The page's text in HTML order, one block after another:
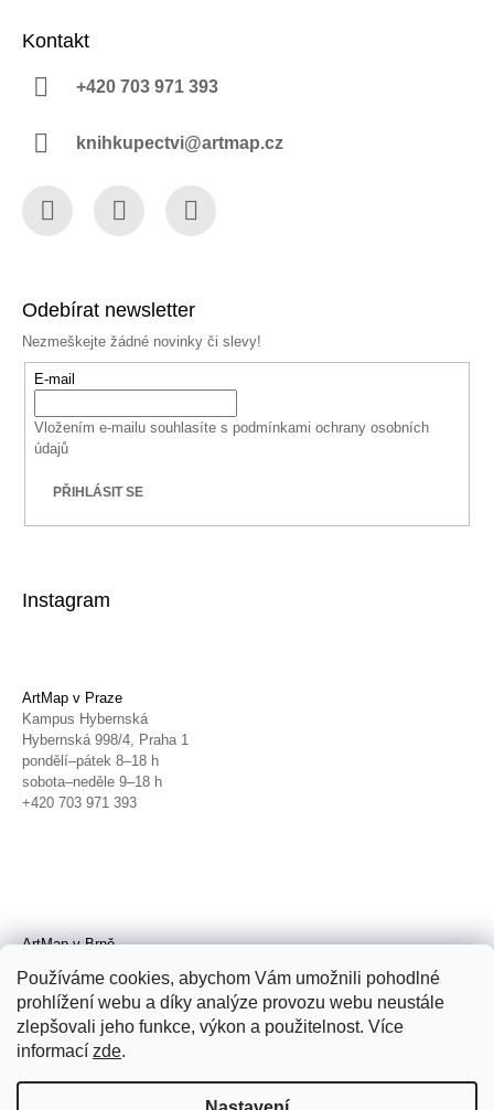
Používáme cookies, abychom Vám umožnili pohodlné
prohlížení webu a díky analýze provozu webu neustále
zlepšovali jeho funkce, výkon a použitelnost. Více
informací zde.
Kontakt
+420 703 971 393
knihkupectvi@artmap.cz
Odebírat newsletter
Nezmeškejte žádné novinky či slevy!
E-mail
Vložením e-mailu souhlasíte s podmínkami ochrany osobních
údajů
PŘIHLÁSIT SE
Instagram
ArtMap v Praze
Kampus Hybernská
Hybernská 998/4, Praha 1
pondělí–pátek 8–18 h
sobota–neděle 9–18 h
+420 703 971 393
ArtMap v Brně
Radnická 4, Brno
úterý–pátek 11–19 h
sobota 14–19 h
+420 702 152 298